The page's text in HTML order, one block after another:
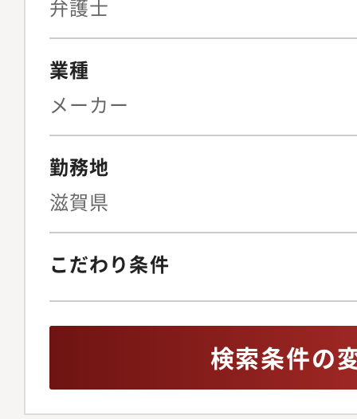
弁護士
業種
メーカー
勤務地
滋賀県
こだわり条件
検索条件の